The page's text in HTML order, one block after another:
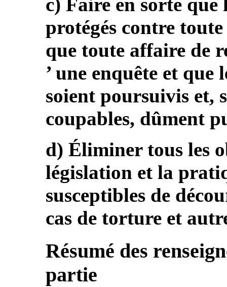
c) Faire en sorte
protégés contre
que toute affaire de
’ une enquête et que
soient poursuivis et,
coupables, dûment
d) Éliminer tous les
législation et la
susceptibles de
cas de torture et
Résumé des
partie